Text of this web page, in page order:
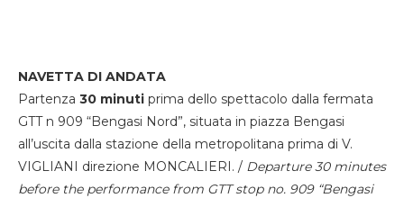
NAVETTA DI ANDATA
Partenza 30 minuti prima dello spettacolo dalla fermata
GTT n 909 “Bengasi Nord”, situata in piazza Bengasi
all’uscita dalla stazione della metropolitana prima di V.
VIGLIANI direzione MONCALIERI. / Departure 30 minutes
before the performance from GTT stop no. 909 “Bengasi